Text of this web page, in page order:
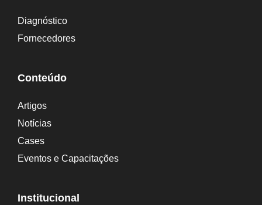
t
e
:
Diagnóstico
Fornecedores
Conteúdo
Artigos
Notícias
Cases
Eventos e Capacitações
Institucional